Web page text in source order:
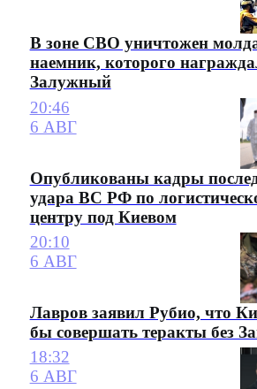
В зоне СВО уничтожен
наемник, которого
Залужный
20:46
6 АВГ
Опубликованы кадры
удара ВС РФ по
центру под Киевом
20:10
6 АВГ
Лавров заявил Рубио, что
бы совершать теракты без
18:32
6 АВГ